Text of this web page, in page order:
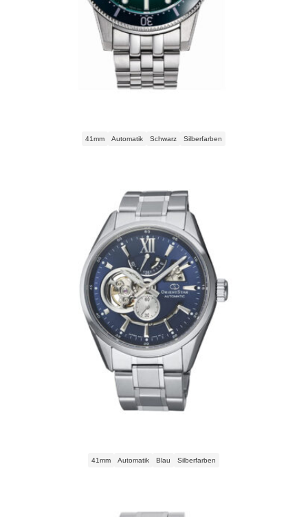
41mm Automatik Schwarz Silberfarben
41mm Automatik Blau Silberfarben